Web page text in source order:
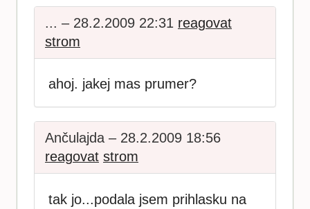
... – 28.2.2009 22:31 reagovat
strom
ahoj. jakej mas prumer?
Ančulajda – 28.2.2009 18:56
reagovat strom
tak jo...podala jsem prihlasku na